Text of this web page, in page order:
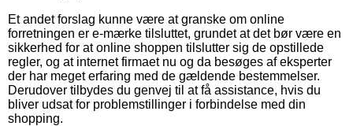
Et andet forslag kunne være at granske om online
forretningen er e-mærke tilsluttet, grundet at det bør være en
sikkerhed for at online shoppen tilslutter sig de opstillede
regler, og at internet firmaet nu og da besøges af eksperter
der har meget erfaring med de gældende bestemmelser.
Derudover tilbydes du genvej til at få assistance, hvis du
bliver udsat for problemstillinger i forbindelse med din
shopping.